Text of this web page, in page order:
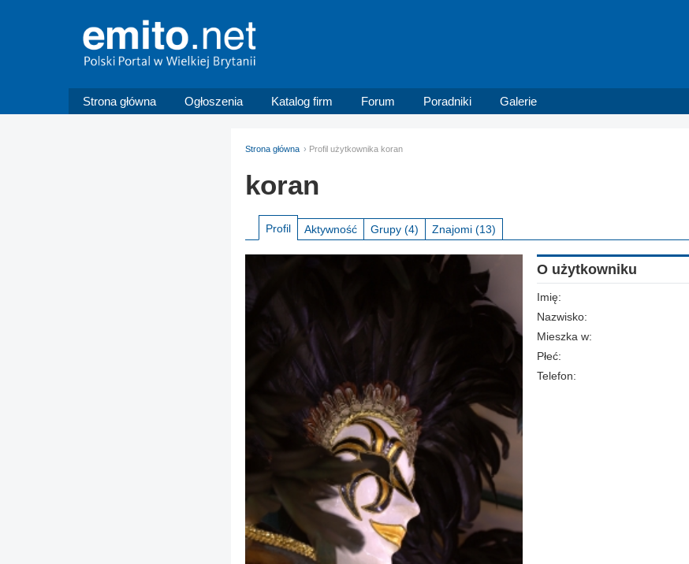
Strona główna Ogłoszenia Katalog firm Forum Poradniki Galerie
Strona główna Profil użytkownika koran
koran
Profil Aktywność Grupy (4) Znajomi (13)
O użytkowniku
Imię:
Nazwisko:
Mieszka w:
Płeć:
Telefon: